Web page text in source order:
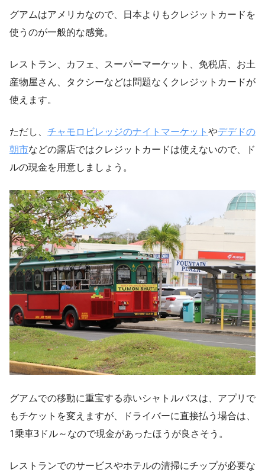
グアムはアメリカなので、日本よりもクレジットカードを
使うのが一般的な感覚。
レストラン、カフェ、スーパーマーケット、免税店、お土
産物屋さん、タクシーなどは問題なくクレジットカードが
使えます。
ただし、 チャモロビレッジのナイトマーケットやデデドの
朝市などの露店ではクレジットカードは使えないので、ド
ルの現金を用意しましょう。
グアムでの移動に重宝する赤いシャトルバスは、アプリで
もチケットを変えますが、ドライバーに直接払う場合は、
1乗車3ドル～なので現金があったほうが良さそう。
レストランでのサービスやホテルの清掃にチップが必要な